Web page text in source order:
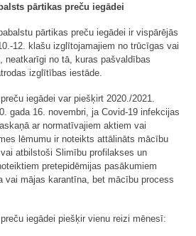
pārtikas preču iegādei
pārtikas preču iegādei ir vispārējās
12. klašu izglītojamajiem no trūcīgas vai
neatkarīgi no tā, kuras pašvaldības
izglītības iestāde.
iegādei var piešķirt 2020./2021.
gada 16. novembri, ja Covid-19 infekcijas
ar normatīvajiem aktiem vai
lēmumu ir noteikts attālināts mācību
atbilstoši Slimību profilakses un
pretepidēmijas pasākumiem
vai mājas karantīna, bet mācību process
iegādei piešķir vienu reizi mēnesī: